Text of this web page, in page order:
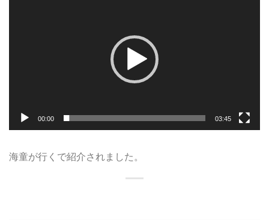
00:00 03:45
海童が行くで紹介されました。